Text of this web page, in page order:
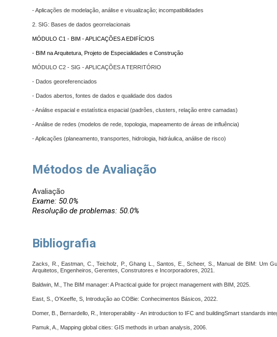
- Aplicações de modelação, análise e visualização; incompatibilidades
2. SIG: Bases de dados georrelacionais
MÓDULO C1 - BIM - APLICAÇÕES A EDIFÍCIOS
- BIM na Arquitetura, Projeto de Especialidades e Construção
MÓDULO C2 - SIG - APLICAÇÕES A TERRITÓRIO
- Dados georeferenciados
- Dados abertos, fontes de dados e qualidade dos dados
- Análise espacial e estatística espacial (padrões, clusters, relação entre camadas)
- Análise de redes (modelos de rede, topologia, mapeamento de áreas de influência)
- Aplicações (planeamento, transportes, hidrologia, hidráulica, análise de risco)
Métodos de Avaliação
Avaliação
Exame: 50.0%
Resolução de problemas: 50.0%
Bibliografia
Zacks, R., Eastman, C., Teicholz, P., Ghang L., Santos, E., Scheer, S., Manual de BIM: Um
Arquitetos, Engenheiros, Gerentes, Construtores e Incorporadores, 2021.
Baldwin, M., The BIM manager: A Practical guide for project management with BIM, 2025.
East, S., O'Keeffe, S, Introdução ao COBie: Conhecimentos Básicos, 2022.
Domer, B., Bernardello, R., Interoperability - An introduction to IFC and buildingSmart standards
Pamuk, A., Mapping global cities: GIS methods in urban analysis, 2006.